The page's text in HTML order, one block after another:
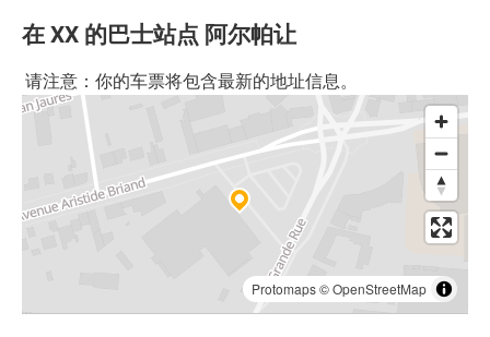
在 XX 的巴士站点 阿尔帕让
请注意：你的车票将包含最新的地址信息。
Protomaps©OpenStreetMap